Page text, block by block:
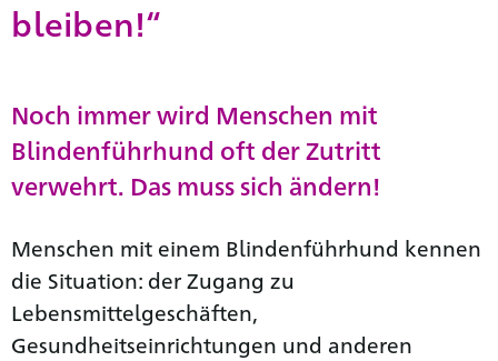
bleiben!“
Noch immer wird Menschen mit
Blindenführhund oft der Zutritt
verwehrt. Das muss sich ändern!
Menschen mit einem Blindenführhund kennen
die Situation: der Zugang zu
Lebensmittelgeschäften,
Gesundheitseinrichtungen und anderen